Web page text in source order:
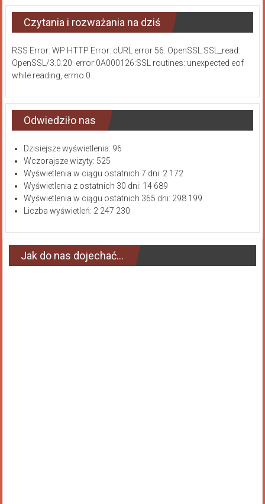
Czytania i rozważania na dziś
RSS Error: WP HTTP Error: cURL error 56: OpenSSL SSL_read:
OpenSSL/3.0.20: error:0A000126:SSL routines::unexpected eof
while reading, errno 0
Odwiedziło nas
Dzisiejsze wyświetlenia: 96
Wczorajsze wizyty: 525
Wyświetlenia w ciągu ostatnich 7 dni: 2 172
Wyświetlenia z ostatnich 30 dni: 14 689
Wyświetlenia w ciągu ostatnich 365 dni: 298 199
Liczba wyświetleń: 2 247 230
Jak do nas dojechać…